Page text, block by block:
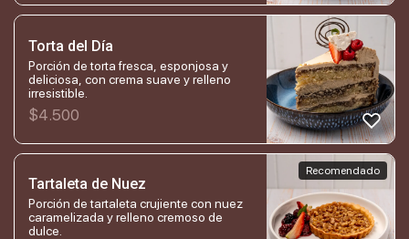
Torta del Día
Porción de torta fresca, esponjosa y
deliciosa, con crema suave y relleno
irresistible.
$4.500
Tartaleta de Nuez
Porción de tartaleta crujiente con nuez
caramelizada y relleno cremoso de
dulce.
Recomendado